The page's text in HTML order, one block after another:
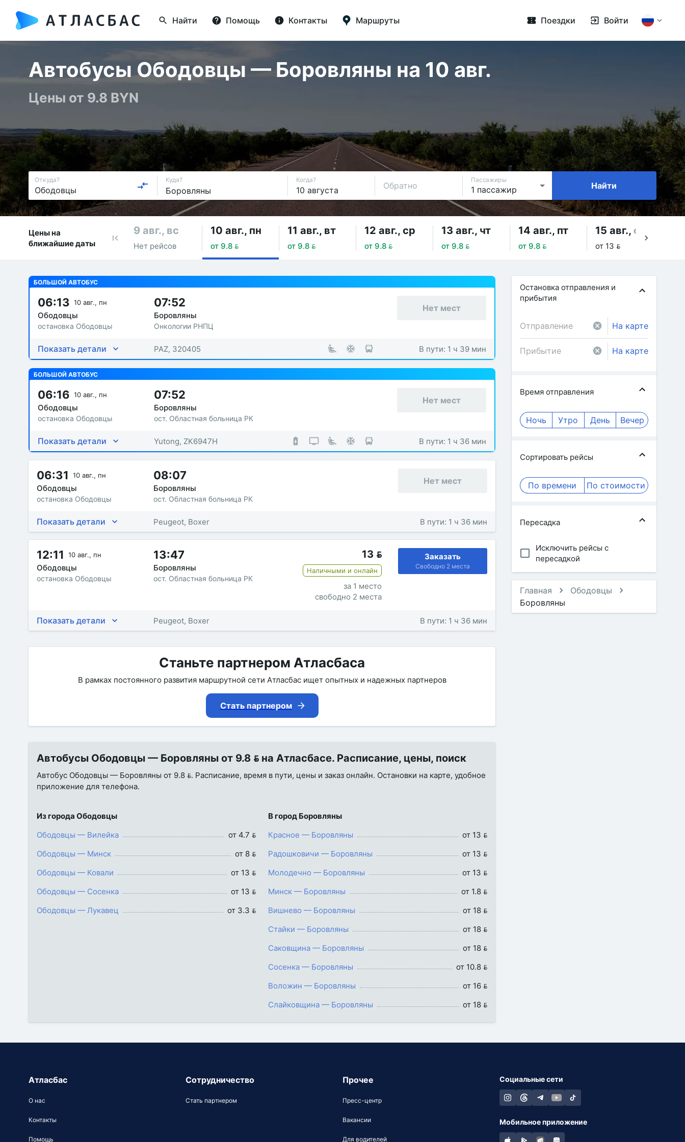
Найти Помощь Контакты Маршруты Поездки Войти
Автобусы Ободовцы — Боровляны на 10 авг.
Цены от 9.8 BYN
Откуда? Куда? Когда?
Обратно
Пассажиры
Найти
Цены на
ближайшие даты
9 авг., вс
Нет рейсов
10 авг., пн
от 9.8 
11 авг., вт
от 9.8 
12 авг., ср
от 9.8 
13 авг., чт
от 9.8 
14 авг., пт
от 9.8 
15 авг., сб
от 13 
БОЛЬШОЙ АВТОБУС
06:13 10 авг., пн
Ободовцы
остановка Ободовцы
07:52
Боровляны
Онкологии РНПЦ
Нет мест
Показать детали PAZ, 320405 В пути: 1 ч 39 мин
БОЛЬШОЙ АВТОБУС
06:16 10 авг., пн
Ободовцы
остановка Ободовцы
07:52
Боровляны
ост. Областная больница РК
Нет мест
Показать детали Yutong, ZK6947H В пути: 1 ч 36 мин
06:31 10 авг., пн
Ободовцы
остановка Ободовцы
08:07
Боровляны
ост. Областная больница РК
Нет мест
Показать детали Peugeot, Boxer В пути: 1 ч 36 мин
12:11 10 авг., пн
Ободовцы
остановка Ободовцы
13:47
Боровляны
ост. Областная больница РК
13 
Наличными и онлайн
за 1 место
свободно 2 места
Заказать
Свободно 2 места
Показать детали Peugeot, Boxer В пути: 1 ч 36 мин
Станьте партнером Атласбаса
В рамках постоянного развития маршрутной сети Атласбас ищет опытных и надежных партнеров
Стать партнером
Автобусы Ободовцы — Боровляны от 9.8  на Атласбасе. Расписание, цены, поиск
Автобус Ободовцы — Боровляны от 9.8 . Расписание, время в пути, цены и заказ онлайн. Остановки на карте, удобное
приложение для телефона.
Из города Ободовцы
Ободовцы — Вилейка
от 4.7 
Ободовцы — Минск
от 8 
Ободовцы — Ковали
от 13 
Ободовцы — Сосенка
от 13 
Ободовцы — Лукавец
от 3.3 
В город Боровляны
Красное — Боровляны
от 13 
Радошковичи — Боровляны
от 13 
Молодечно — Боровляны
от 13 
Минск — Боровляны
от 1.8 
Вишнево — Боровляны
от 18 
Стайки — Боровляны
от 18 
Саковщина — Боровляны
от 18 
Сосенка — Боровляны
от 10.8 
Воложин — Боровляны
от 16 
Слайковщина — Боровляны
от 18 
Остановка отправления и
прибытия
На карте
На карте
Время отправления
Ночь Утро День Вечер
Сортировать рейсы
По времени По стоимости
Пересадка
Исключить рейсы с
пересадкой
Главная
Ободовцы
Боровляны
Атласбас
О нас
Контакты
Помощь
Сотрудничество
Стать партнером
Прочее
Пресс-центр
Вакансии
Для водителей
Социальные сети
Мобильное приложение